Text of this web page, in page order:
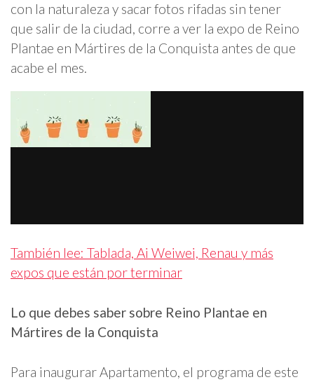
con la naturaleza y sacar fotos rifadas sin tener
que salir de la ciudad, corre a ver la expo de Reino
Plantae en Mártires de la Conquista antes de que
acabe el mes.
También lee: Tablada, Ai Weiwei, Renau y más
expos que están por terminar
Lo que debes saber sobre Reino Plantae en
Mártires de la Conquista
Para inaugurar Apartamento, el programa de este